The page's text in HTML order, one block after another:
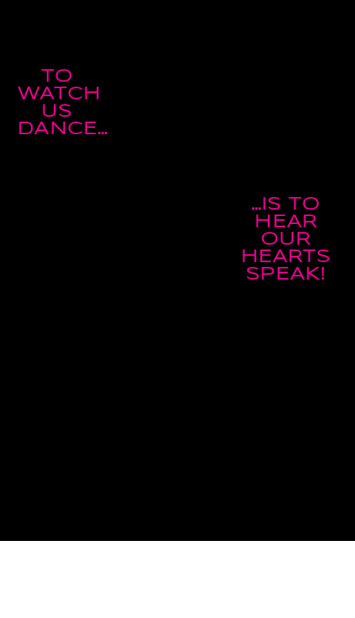
…IS TO
HEAR
OUR
HEARTS
SPEAK!
TO
WATCH
US
DANCE…